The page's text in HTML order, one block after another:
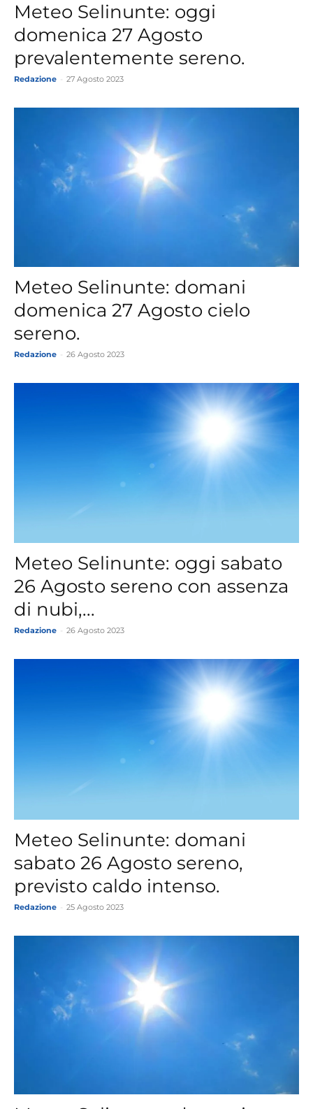
Meteo Selinunte: oggi
domenica 27 Agosto
prevalentemente sereno.
Redazione 27 Agosto 2023
Meteo Selinunte: domani
domenica 27 Agosto cielo
sereno.
Redazione 26 Agosto 2023
Meteo Selinunte: oggi sabato
26 Agosto sereno con assenza
di nubi,...
Redazione 26 Agosto 2023
Meteo Selinunte: domani
sabato 26 Agosto sereno,
previsto caldo intenso.
Redazione 25 Agosto 2023